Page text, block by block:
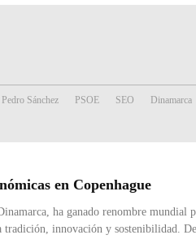
Pedro Sánchez PSOE SEO Dinamarca
en Copenhague
ha ganado renombre mundial
tradición, innovación y sostenibilidad.